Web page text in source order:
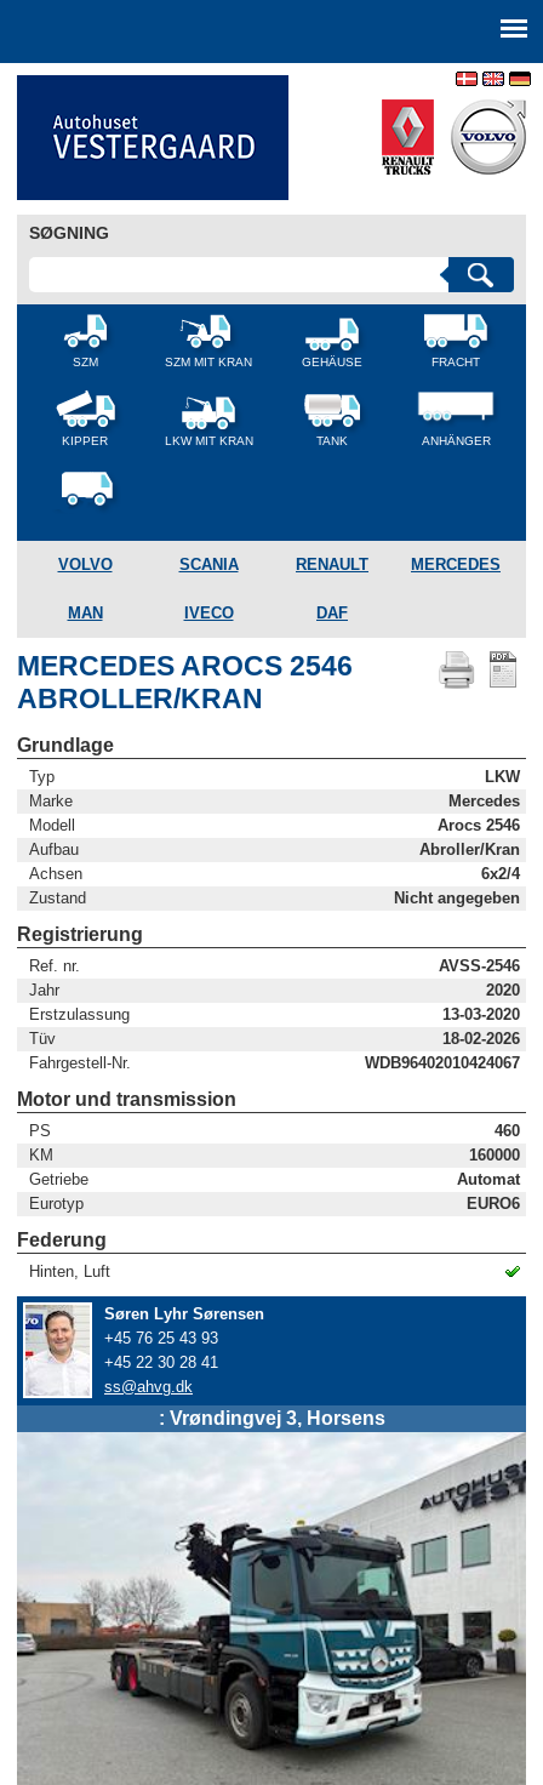
SØGNING
SZM SZM MIT KRAN GEHÄUSE FRACHT
KIPPER LKW MIT KRAN TANK ANHÄNGER
VOLVO SCANIA RENAULT MERCEDES
MAN IVECO DAF
MERCEDES AROCS 2546
ABROLLER/KRAN
Grundlage
Typ
LKW
Marke
Mercedes
Modell
Arocs 2546
Aufbau
Abroller/Kran
Achsen
6x2/4
Zustand
Nicht angegeben
Registrierung
Ref. nr.
AVSS-2546
Jahr
2020
Erstzulassung
13-03-2020
Tüv
18-02-2026
Fahrgestell-Nr.
WDB96402010424067
Motor und transmission
PS
460
KM
160000
Getriebe
Automat
Eurotyp
EURO6
Federung
Hinten, Luft
Søren Lyhr Sørensen
+45 76 25 43 93
+45 22 30 28 41
ss@ahvg.dk
: Vrøndingvej 3, Horsens